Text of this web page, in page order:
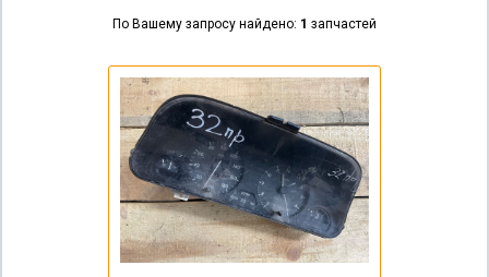
По Вашему запросу найдено: 1 запчастей